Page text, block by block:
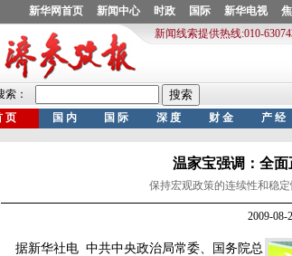
温家宝强调：全
保持宏观政策的连续性和稳
2009-
据新华社电 中共中央政治局常委、国务院总